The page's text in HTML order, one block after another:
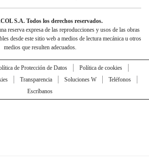
S.A. Todos los derechos reservados.
reserva expresa de las reproducciones y usos de las obras
desde este sitio web a medios de lectura mecánica u otros
medios que resulten adecuados.
de Protección de Datos
Política de cookies
Transparencia Soluciones W
Teléfonos
Escríbanos